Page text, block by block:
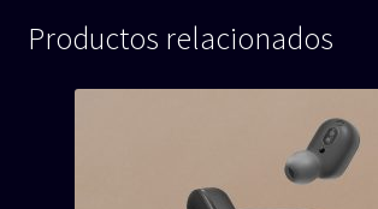
Productos relacionados